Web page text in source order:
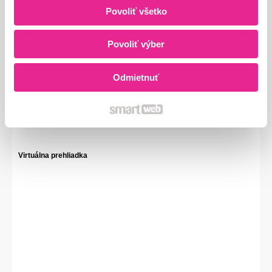
Virtuálna prehliadka
Odmietnuť
Povoliť výber
Povoliť všetko